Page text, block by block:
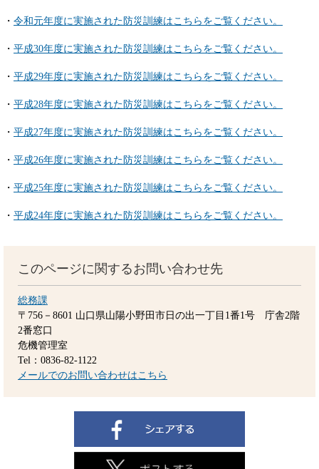
・ 令和元年度に実施された防災訓練はこちらをご覧ください。
・ 平成30年度に実施された防災訓練はこちらをご覧ください。
・ 平成29年度に実施された防災訓練はこちらをご覧ください。
・ 平成28年度に実施された防災訓練はこちらをご覧ください。
・ 平成27年度に実施された防災訓練はこちらをご覧ください。
・ 平成26年度に実施された防災訓練はこちらをご覧ください。
・ 平成25年度に実施された防災訓練はこちらをご覧ください。
・ 平成24年度に実施された防災訓練はこちらをご覧ください。
このページに関するお問い合わせ先
総務課
〒756－8601 山口県山陽小野田市日の出一丁目1番1号 庁舎2階
2番窓口
危機管理室
Tel：0836-82-1122
メールでのお問い合わせはこちら